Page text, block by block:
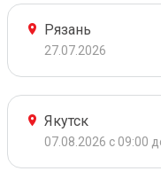
Рязань
27.07.2026
Якутск
07.08.2026 с 09:00